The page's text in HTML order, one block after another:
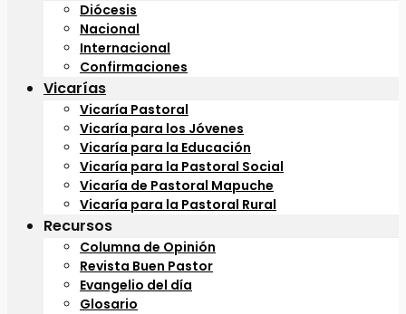
Diócesis
Nacional
Internacional
Confirmaciones
Vicarías
Vicaría Pastoral
Vicaría para los Jóvenes
Vicaría para la Educación
Vicaría para la Pastoral Social
Vicaría de Pastoral Mapuche
Vicaría para la Pastoral Rural
Recursos
Columna de Opinión
Revista Buen Pastor
Evangelio del día
Glosario